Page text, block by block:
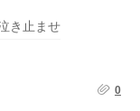
き止ませ
0